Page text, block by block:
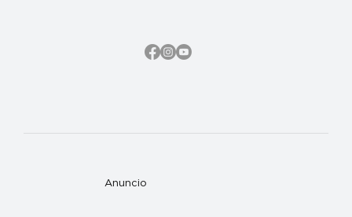
Anuncio